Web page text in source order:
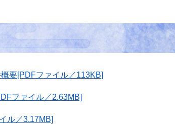
要[PDFファイル／113KB]
ファイル／2.63MB]
ル／3.17MB]